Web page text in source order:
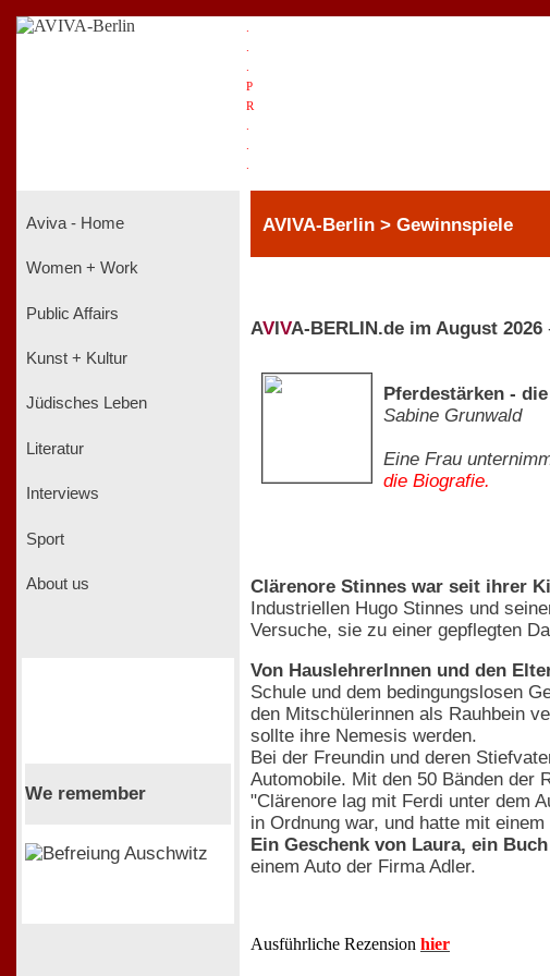
P
R
Aviva - Home
Women + Work
Public Affairs
Kunst + Kultur
Jüdisches Leben
Literatur
Interviews
Sport
About us
We remember
AVIVA-Berlin > Gewinnspiele
AV VA-BERLIN.de im August 2026
Pferdestärken -
Sabine Grunwald
Eine Frau
die Biografie.
Clärenore Stinnes war seit ihrer
Industriellen Hugo Stinnes und
Versuche, sie zu einer gepflegten
Von HauslehrerInnen und den
Schule und dem bedingungslosen
den Mitschülerinnen als Rauhbein
sollte ihre Nemesis werden.
Bei der Freundin und deren
Automobile. Mit den 50 Bänden der
"Clärenore lag mit Ferdi unter dem
in Ordnung war, und hatte mit
Ein Geschenk von Laura, ein
einem Auto der Firma Adler.
Ausführliche Rezension hier